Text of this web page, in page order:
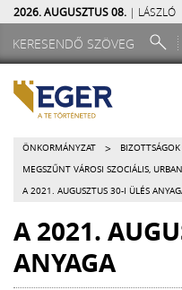
2026. AUGUSZTUS 08. | LÁSZLÓ
ÖNKORMÁNYZAT >
MEGSZŰNT VÁROSI SZOCIÁLIS,
A 2021. AUGUSZTUS 30-I ÜLÉS
A 2021.
ANYAGA